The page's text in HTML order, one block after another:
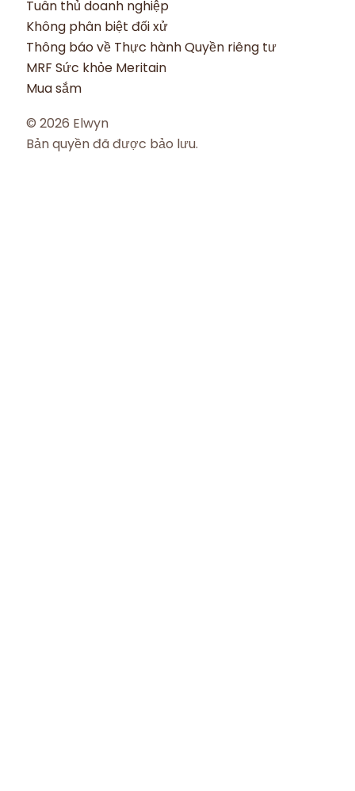
Tuân thủ doanh nghiệp
Không phân biệt đối xử
Thông báo về Thực hành Quyền riêng tư
MRF Sức khỏe Meritain
Mua sắm
© 2026 Elwyn
Bản quyền đã được bảo lưu.